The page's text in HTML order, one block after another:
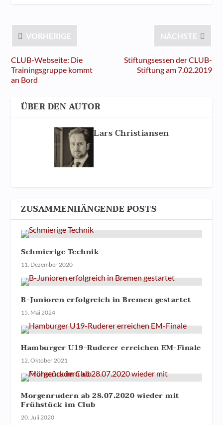
VORHERIGE
CLUB-Webseite: Die
Trainingsgruppe kommt
an Bord
NÄCHSTE
Stiftungsessen der CLUB-
Stiftung am 7.02.2019
ÜBER DEN AUTOR
Lars Christiansen
ZUSAMMENHÄNGENDE POSTS
Schmierige Technik
11. Dezember 2020
B-Junioren erfolgreich in Bremen gestartet
15. Mai 2024
Hamburger U19-Ruderer erreichen EM-Finale
12. Oktober 2021
Morgenrudern ab 28.07.2020 wieder mit
Frühstück im Club
20. Juli 2020